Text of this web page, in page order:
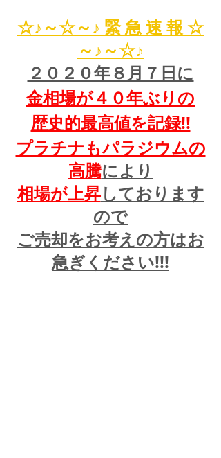
☆♪～☆～♪ 緊 急 速 報 ☆
～♪～☆♪
２０２０年８月７日に
金相場が４０年ぶりの
歴史的最高値を記録!!
プラチナもパラジウムの
高騰により
相場が上昇しております
ので
ご売却をお考えの方はお
急ぎください!!!